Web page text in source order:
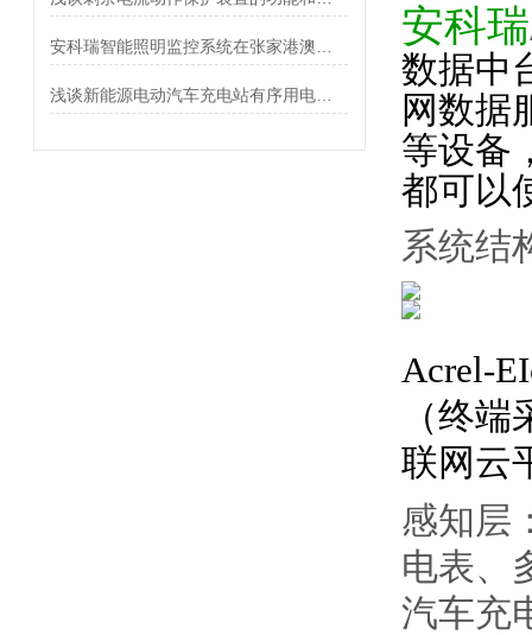
安科瑞
数据中
网数据
等设备
都可以
系统结
Acrel-
（终
联网云
感知层
电表、
汽车充